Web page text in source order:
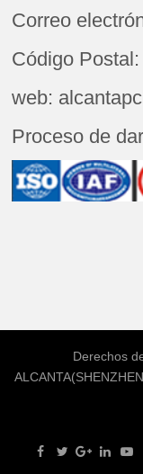
Correo
Código
web:
Proceso de
Derechos